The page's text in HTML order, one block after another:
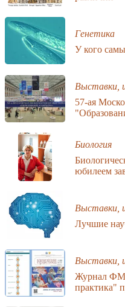
Генетика
У кого
Выставки,
57-ая
Биология
юбилеем
Выставки,
Лучшие
Выставки,
Журнал
практика"